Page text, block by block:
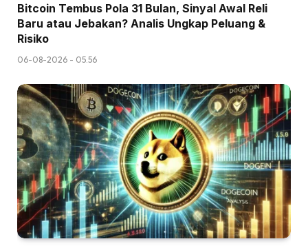
Bitcoin Tembus Pola 31 Bulan, Sinyal Awal Reli
Baru atau Jebakan? Analis Ungkap Peluang &
Risiko
06-08-2026 - 05.56